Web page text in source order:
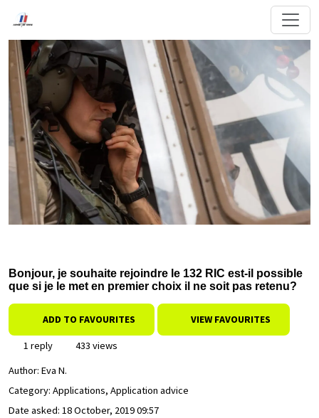
Bonjour, je souhaite rejoindre le 132 RIC est-il possible
que si je le met en premier choix il ne soit pas retenu?
ADD TO FAVOURITES VIEW FAVOURITES
1 reply
433 views
Author: Eva N.
Category: Applications, Application advice
Date asked: 18 October, 2019 09:57